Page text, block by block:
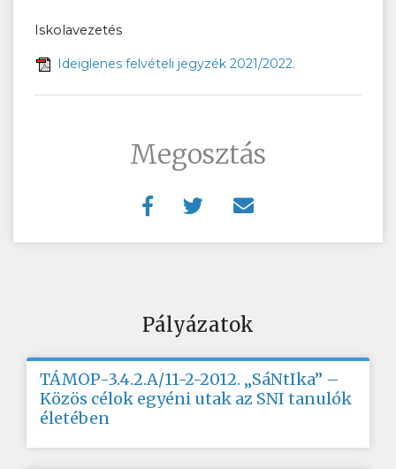
Iskolavezetés
Ideiglenes felvételi jegyzék 2021/2022.
Megosztás
Pályázatok
TÁMOP-3.4.2.A/11-2-2012. „SáNtIka” –
Közös célok egyéni utak az SNI tanulók
életében